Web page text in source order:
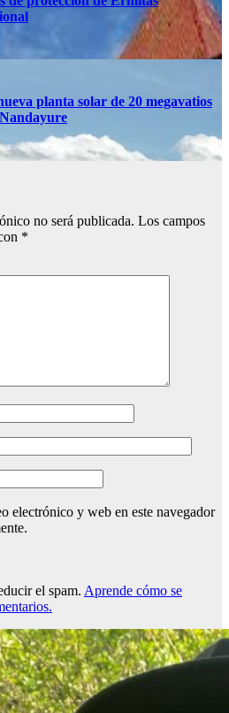
planta solar de 20 megavatios
no será publicada. Los campos
*
electrónico y web en este navegador
el spam. Aprende cómo se